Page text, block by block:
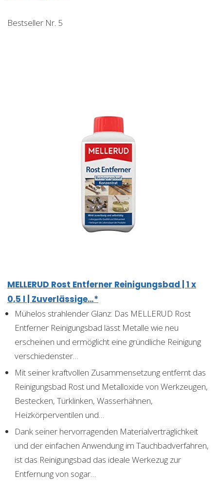
Bestseller Nr. 5
MELLERUD Rost Entferner Reinigungsbad | 1 x
0,5 l | Zuverlässige…*
Mühelos strahlender Glanz: Das MELLERUD Rost
Entferner Reinigungsbad lässt Metalle wie neu
erscheinen und ermöglicht eine gründliche Reinigung
verschiedenster…
Mit seiner kraftvollen Zusammensetzung entfernt das
Reinigungsbad Rost und Metalloxide von Werkzeugen,
Bestecken, Türklinken, Wasserhähnen,
Heizkörperventilen und…
Dank seiner hervorragenden Materialverträglichkeit
und der einfachen Anwendung im Tauchbadverfahren,
ist das Reinigungsbad das ideale Werkezug zur
Entfernung von sogar…